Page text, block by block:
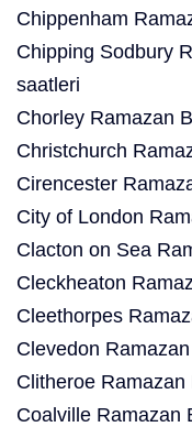
Chippenham
Chipping Sodbury
saatleri
Chorley Ramazan
Christchurch
Cirencester
City of London
Clacton on Sea
Cleckheaton
Cleethorpes
Clevedon
Clitheroe Ramazan
Coalville Ramazan